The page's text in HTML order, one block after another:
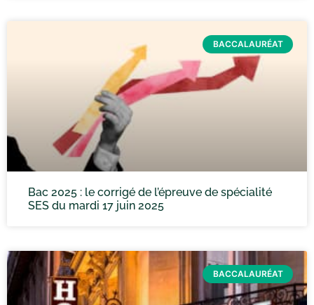
BACCALAURÉAT
Bac 2025 : le corrigé de l’épreuve de spécialité
SES du mardi 17 juin 2025
BACCALAURÉAT